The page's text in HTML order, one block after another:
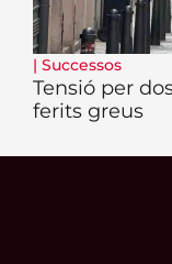
| Successos
Tensió per
ferits greus